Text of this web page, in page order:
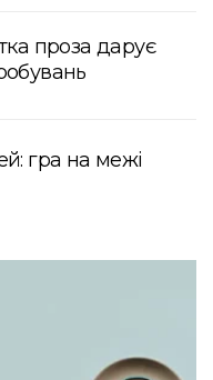
проза дарує
гра на межі